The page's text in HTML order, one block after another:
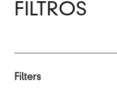
FILTROS
Filters